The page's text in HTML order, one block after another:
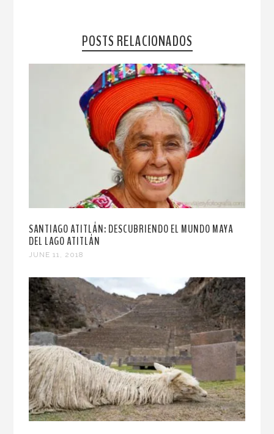
POSTS RELACIONADOS
SANTIAGO ATITLÁN: DESCUBRIENDO EL MUNDO MAYA
DEL LAGO ATITLÁN
JUNE 11, 2018